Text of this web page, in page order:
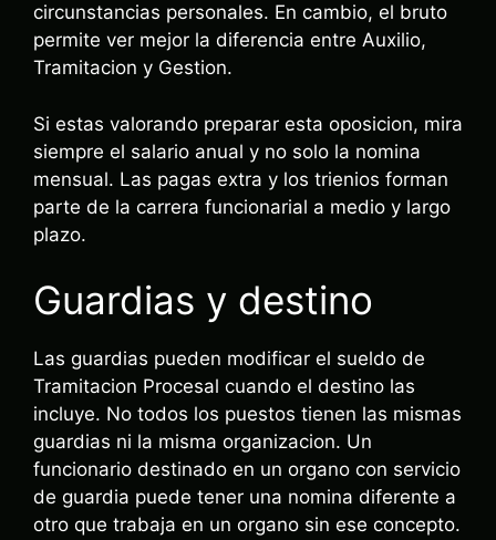
circunstancias personales. En cambio, el bruto
permite ver mejor la diferencia entre Auxilio,
Tramitacion y Gestion.
Si estas valorando preparar esta oposicion, mira
siempre el salario anual y no solo la nomina
mensual. Las pagas extra y los trienios forman
parte de la carrera funcionarial a medio y largo
plazo.
Guardias y destino
Las guardias pueden modificar el sueldo de
Tramitacion Procesal cuando el destino las
incluye. No todos los puestos tienen las mismas
guardias ni la misma organizacion. Un
funcionario destinado en un organo con servicio
de guardia puede tener una nomina diferente a
otro que trabaja en un organo sin ese concepto.